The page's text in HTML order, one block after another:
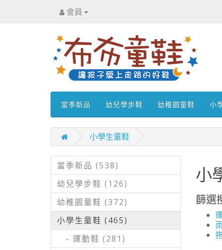
會員
當季新品 幼兒學步鞋 幼稚園童鞋 小
小學生童鞋
當季新品 (538)
幼兒學步鞋 (126)
幼稚園童鞋 (372)
小學生童鞋 (465)
- 運動鞋 (281)
小
篩選